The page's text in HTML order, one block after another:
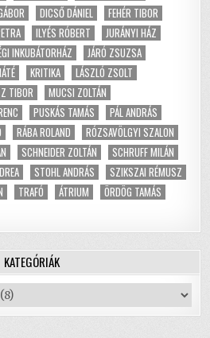
DICSŐ DÁNIEL
FEHÉR TIBOR
ILYÉS RÓBERT
JURÁNYI HÁZ
INKUBÁTORHÁZ
JÁRÓ ZSUZSA
KRITIKA
LÁSZLÓ ZSOLT
TIBOR
MUCSI ZOLTÁN
PUSKÁS TAMÁS
PÁL ANDRÁS
RÁBA ROLAND
RÓZSAVÖLGYI SZALON
SCHNEIDER ZOLTÁN
SCHRUFF MILÁN
STOHL ANDRÁS
SZIKSZAI RÉMUSZ
TRAFÓ ÁTRIUM
ÖRDÖG TAMÁS
KATEGÓRIÁK